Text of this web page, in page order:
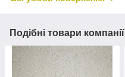
Подібні товари компанії